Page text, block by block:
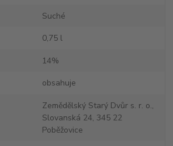
Suché
0,75 l
14%
obsahuje
Zemědělský Starý Dvůr s. r. o.,
Slovanská 24, 345 22
Poběžovice